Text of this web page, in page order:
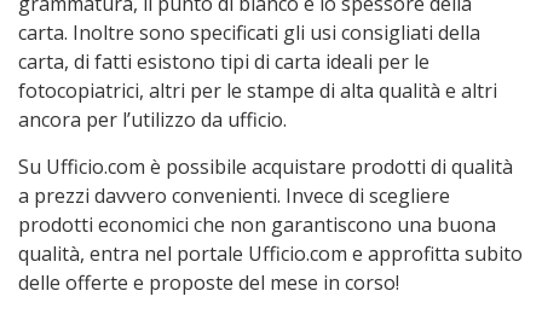
carta. Inoltre sono specificati gli usi consigliati della
carta, di fatti esistono tipi di carta ideali per le
fotocopiatrici, altri per le stampe di alta qualità e altri
ancora per l’utilizzo da ufficio.
Su Ufficio.com è possibile acquistare prodotti di qualità
a prezzi davvero convenienti. Invece di scegliere
prodotti economici che non garantiscono una buona
qualità, entra nel portale Ufficio.com e approfitta subito
delle offerte e proposte del mese in corso!